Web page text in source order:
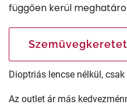
függően kerül
Dioptriás lencse nélkül, csak
Az outlet ár más